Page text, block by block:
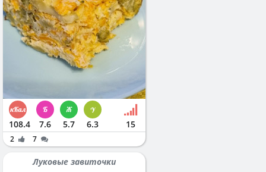
108.4 7.6 5.7 6.3 15
2 7
Луковые завиточки